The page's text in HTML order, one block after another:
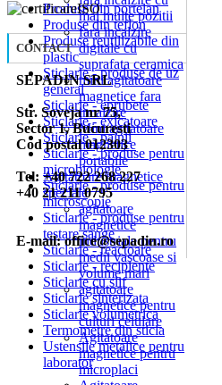
mai multe pozitii
fara incalzire
digitale cu
suprafata ceramica
mini agitatoare
magnetice fara
incalzire
Mini agitatoare
magnetice
portabile
Agitatoare magnetice
speciale
agitatoare
magnetice
industriale pentru
medii vascoase si
volume mari
agitatoare
magnetice pentru
culturi celulare
Agitatoare
magnetice pentru
microplaci
Produse din portelan
Produse din teflon
Produse reutilizabile din
plastic
Sticlarie - produse de uz
general
Sticlarie - eprubete
Sticlarie - exicatoare
Sticlarie - palnii
Sticlarie - produse pentru
microbiologie
Sticlarie - produse pentru
microscopie
Sticlarie - produse pentru
testare sange
Sticlarie - reactoare
Sticlarie - recipiente
Sticlarie cu slif
Sticlarie sinterizata
Sticlarie volumetrica
Termometre din sticla
Ustensile metalice pentru
laborator
CONTACT
SEPADIN SRL
Str. Soveja nr 75,
Sector 1, Bucuresti
Cod postal 012303
Tel: +40 722 268 227
+40 21 211 0795
E-mail: office@sepadin.ro